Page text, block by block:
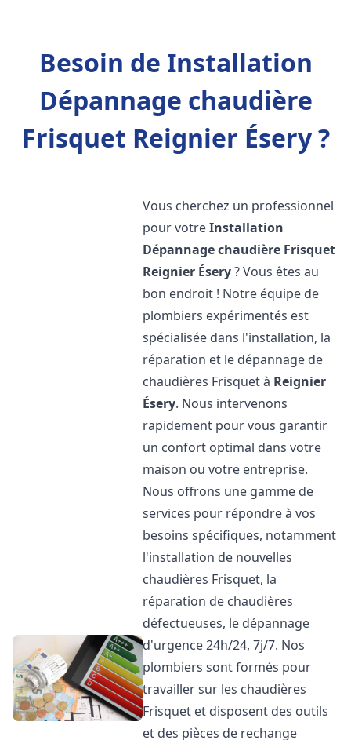
Besoin de Installation
Dépannage chaudière
Frisquet Reignier Ésery ?
Vous cherchez un professionnel
pour votreInstallation
Dépannage chaudière Frisquet
Reignier Ésery? Vous êtes au
bon endroit ! Notre équipe de
plombiers expérimentés est
spécialisée dans l'installation, la
réparation et le dépannage de
chaudières Frisquet à Reignier
Ésery. Nous intervenons
rapidement pour vous garantir
un confort optimal dans votre
maison ou votre entreprise.
Nous offrons une gamme de
services pour répondre à vos
besoins spécifiques, notamment
l'installation de nouvelles
chaudières Frisquet, la
réparation de chaudières
défectueuses, le dépannage
d'urgence 24h/24, 7j/7. Nos
plombiers sont formés pour
travailler sur les chaudières
Frisquet et disposent des outils
et des pièces de rechange